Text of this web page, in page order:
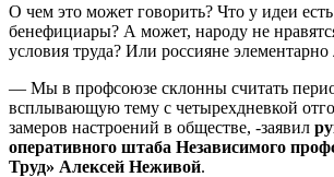
О чем это может говорить? Что у идеи
бенефициары? А может, народу не
условия труда? Или россияне элементарно
— Мы в профсоюзе склонны считать
всплывающую тему с четырехдневкой
замеров настроений в обществе, -заявил
оперативного штаба Независимого
Труд» Алексей Неживой.